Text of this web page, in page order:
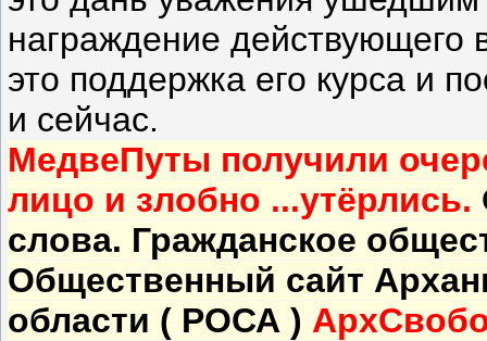
награждение действующего
это поддержка его курса и
и сейчас.
МедвеПуты получили
лицо и злобно ...утёрлись.
слова. Гражданское
Общественный сайт
области ( РОСА )